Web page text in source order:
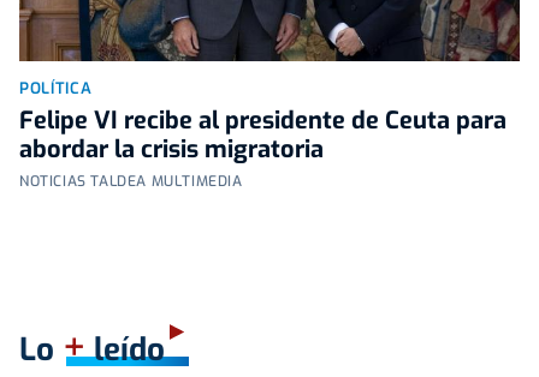
POLÍTICA
Felipe VI recibe al presidente de Ceuta para
abordar la crisis migratoria
NOTICIAS TALDEA MULTIMEDIA
Lo +leído